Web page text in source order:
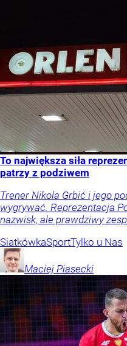
To największa siła
patrzy z podziwem
Trener Nikola Grbić i jego
wygrywać. Reprezentacja
nazwisk, ale prawdziwy
SiatkówkaSportTylko u Nas
Maciej Piasecki